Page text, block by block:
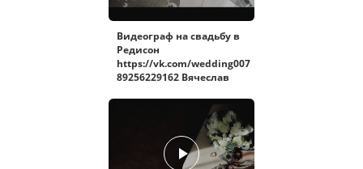
Видеограф на свадьбу в
Редисон
https://vk.com/wedding007
89256229162 Вячеслав